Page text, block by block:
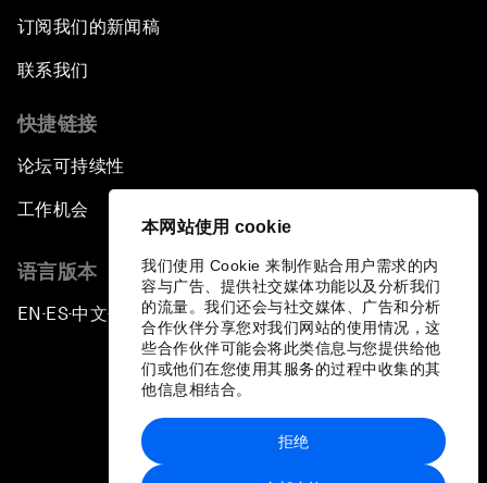
本网站使用 cookie
我们使用 Cookie 来制作贴合用户需求的内
容与广告、提供社交媒体功能以及分析我们
的流量。我们还会与社交媒体、广告和分析
合作伙伴分享您对我们网站的使用情况，这
些合作伙伴可能会将此类信息与您提供给他
们或他们在您使用其服务的过程中收集的其
他信息相结合。
拒绝
订阅我们的新闻稿
联系我们
快捷链接
论坛可持续性
工作机会
语言版本
EN ▪ ES▪中文▪ 日本語